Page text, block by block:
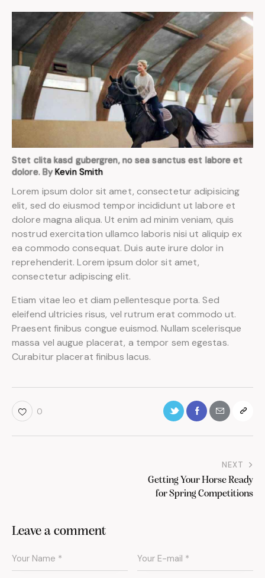
Stet clita kasd gubergren, no sea sanctus est labore et
dolore. ByKevin Smith
Lorem ipsum dolor sit amet, consectetur adipisicing
elit, sed do eiusmod tempor incididunt ut labore et
dolore magna aliqua. Ut enim ad minim veniam, quis
nostrud exercitation ullamco laboris nisi ut aliquip ex
ea commodo consequat. Duis aute irure dolor in
reprehenderit. Lorem ipsum dolor sit amet,
consectetur adipiscing elit.
Etiam vitae leo et diam pellentesque porta. Sed
eleifend ultricies risus, vel rutrum erat commodo ut.
Praesent finibus congue euismod. Nullam scelerisque
massa vel augue placerat, a tempor sem egestas.
Curabitur placerat finibus lacus.
0
NEXT
Getting Your Horse Ready
for Spring Competitions
Leave a comment